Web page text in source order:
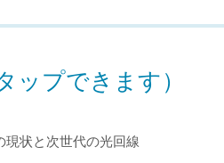
ップできます）
現状と次世代の光回線